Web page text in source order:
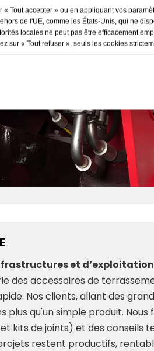
Tout accepter » ou en appliquant vos
de l'UE, comme les États-Unis, qui ne
locales ne peut pas être efficacement
sur « Tout refuser », seuls les cookies
et
des accessoires de
Nos clients, allant des
qu'un simple produit. Nous
kits de joints) et des conseils
restent productifs,